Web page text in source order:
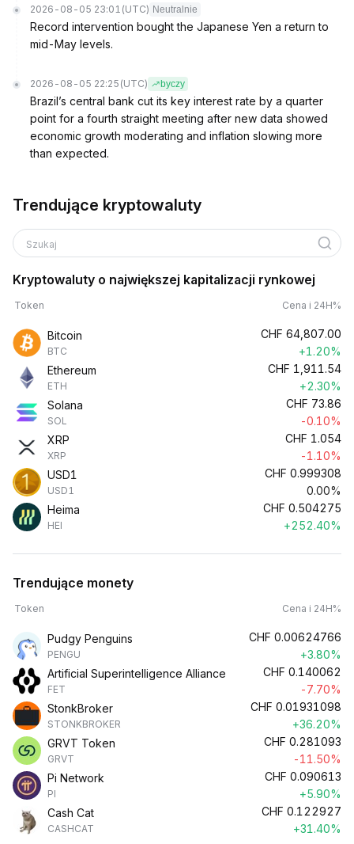
2026-08-05 23:01 (UTC) Neutralnie
Record intervention bought the Japanese Yen a return to
mid-May levels.
2026-08-05 22:25 (UTC) byczy
Brazil’s central bank cut its key interest rate by a quarter
point for a fourth straight meeting after new data showed
economic growth moderating and inflation slowing more
than expected.
Trendujące kryptowaluty
Szukaj
Kryptowaluty o największej kapitalizacji rynkowej
Token Cena i 24H%
Bitcoin
BTC
CHF 64,807.00
+1.20%
Ethereum
ETH
CHF 1,911.54
+2.30%
Solana
SOL
CHF 73.86
-0.10%
XRP
XRP
CHF 1.054
-1.10%
USD1
USD1
CHF 0.999308
0.00%
Heima
HEI
CHF 0.504275
+252.40%
Trendujące monety
Token Cena i 24H%
Pudgy Penguins
PENGU
CHF 0.00624766
+3.80%
Artificial Superintelligence Alliance
FET
CHF 0.140062
-7.70%
StonkBroker
STONKBROKER
CHF 0.01931098
+36.20%
GRVT Token
GRVT
CHF 0.281093
-11.50%
Pi Network
PI
CHF 0.090613
+5.90%
Cash Cat
CASHCAT
CHF 0.122927
+31.40%